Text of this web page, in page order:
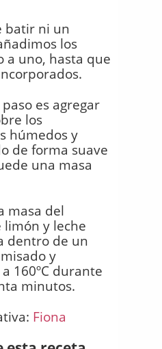
batir ni un
los
a uno, hasta que
es agregar
los
húmedos y
de forma suave
una masa
masa del
limón y leche
dentro de un
y
160ºC durante
minutos.
Fiona